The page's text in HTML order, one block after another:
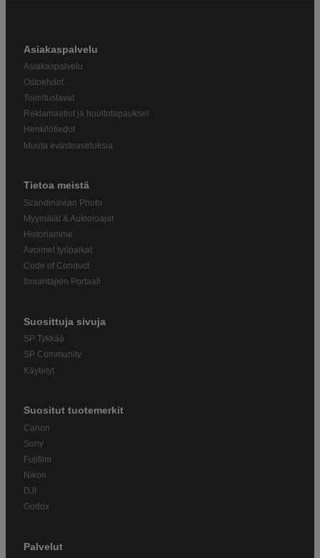
Asiakaspalvelu
Asiakaspalvelu
Ostoehdot
Toimitustavat
Reklamaatiot ja huoltotapaukset
Henkilötiedot
Muuta evästeasetuksia
Tietoa meistä
Scandinavian Photo
Myymälät & Aukioloajat
Historiamme
Avoimet työpaikat
Code of Conduct
Ilmiantajien Portaali
Suosittuja sivuja
SP Tykkää
SP Community
Käytetyt
Suositut tuotemerkit
Canon
Sony
Fujifilm
Nikon
DJI
Godox
Palvelut